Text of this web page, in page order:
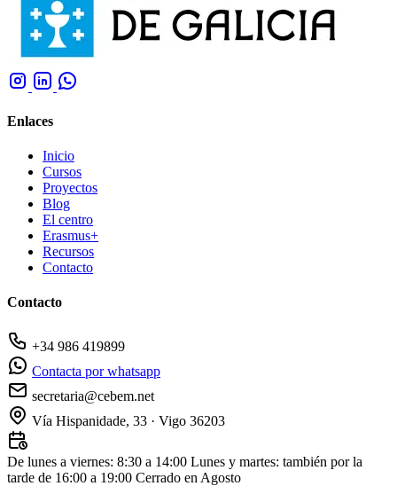
Enlaces
Inicio
Cursos
Proyectos
Blog
El centro
Erasmus+
Recursos
Contacto
Contacto
+34 986 419899
Contacta por whatsapp
secretaria@cebem.net
Vía Hispanidade, 33 · Vigo 36203
De lunes a viernes: 8:30 a 14:00 Lunes y martes: también por la
tarde de 16:00 a 19:00 Cerrado en Agosto